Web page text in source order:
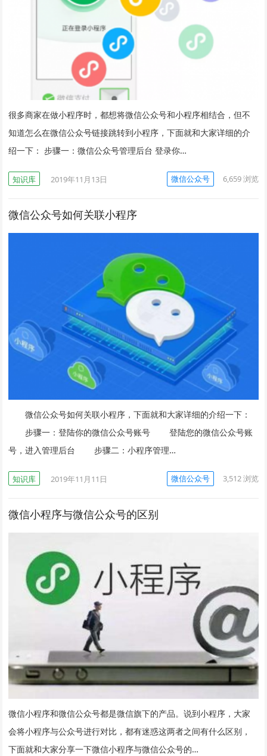
很多商家在做小程序时，都想将微信公众号和小程序相结合，但不
知道怎么在微信公众号链接跳转到小程序，下面就和大家详细的介
绍一下： 步骤一：微信公众号管理后台 登录你…
知识库 2019年11月13日 微信公众号 6,659浏览
微信公众号如何关联小程序
微信公众号如何关联小程序，下面就和大家详细的介绍一下：
步骤一：登陆你的微信公众号账号 登陆您的微信公众号账
号，进入管理后台 步骤二：小程序管理…
知识库 2019年11月11日 微信公众号 3,512浏览
微信小程序与微信公众号的区别
微信小程序和微信公众号都是微信旗下的产品。说到小程序，大家
会将小程序与公众号进行对比，都有迷惑这两者之间有什么区别，
下面就和大家分享一下微信小程序与微信公众号的…